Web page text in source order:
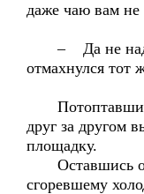
даже чаю вам
– Да не надо
отмахнулся тот
друг за другом
площадку.
Оставшись
сгоревшему